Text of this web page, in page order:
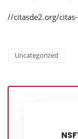
//citasde2.org/
Uncategorized